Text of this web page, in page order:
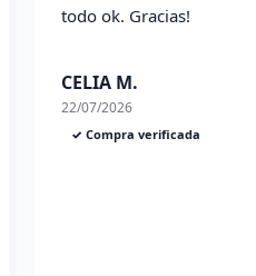
todo ok. Gracias!
CELIA M.
22/07/2026
✓ Compra verificada